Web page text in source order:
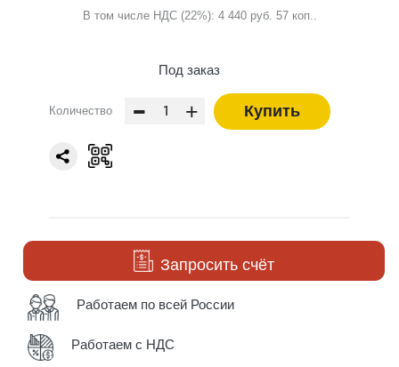
В том числе НДС (22%): 4 440 руб. 57 коп..
Под заказ
Количество - + Купить
Запросить счёт
Работаем по всей России
Работаем с НДС